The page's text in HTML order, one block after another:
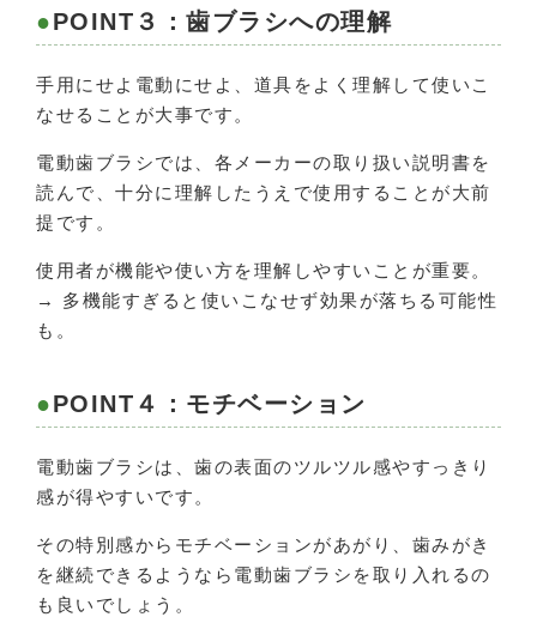
POINT３：歯ブラシへの理解
手用にせよ電動にせよ、道具をよく理解して使いこ
なせることが大事です。
電動歯ブラシでは、各メーカーの取り扱い説明書を
読んで、十分に理解したうえで使用することが大前
提です。
使用者が機能や使い方を理解しやすいことが重要。
→ 多機能すぎると使いこなせず効果が落ちる可能性
も。
POINT４：モチベーション
電動歯ブラシは、歯の表面のツルツル感やすっきり
感が得やすいです。
その特別感からモチベーションがあがり、歯みがき
を継続できるようなら電動歯ブラシを取り入れるの
も良いでしょう。